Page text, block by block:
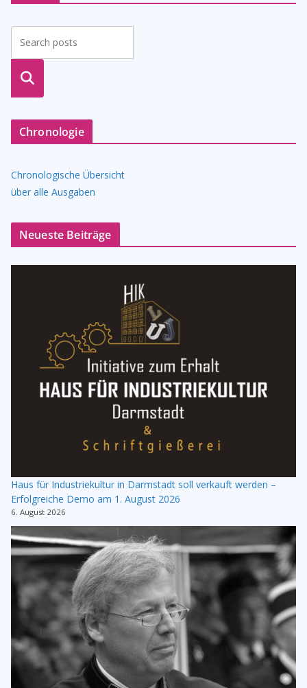
suche
Chronologie
Chronologische Übersicht
über alle Ausgaben
Neueste Beiträge
Haus für Industriekultur in Darmstadt soll verkauft werden –
Erfolgreiche Demo am 1. August 2026
6. August 2026